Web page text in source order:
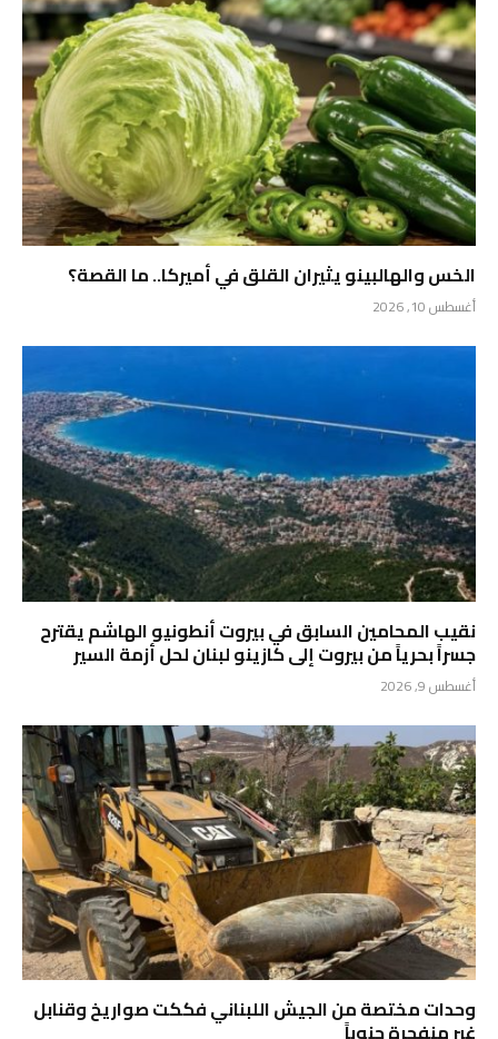
الخس والهالبينو يثيران القلق في أميركا.. ما القصة؟
أغسطس 10, 2026
نقيب المحامين السابق في بيروت أنطونيو الهاشم يقترح
جسراً بحرياً من بيروت إلى كازينو لبنان لحل أزمة السير
أغسطس 9, 2026
وحدات مختصة من الجيش اللبناني فككت صواريخ وقنابل